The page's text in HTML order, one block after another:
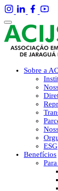
Sobre a
ESG
Benefícios